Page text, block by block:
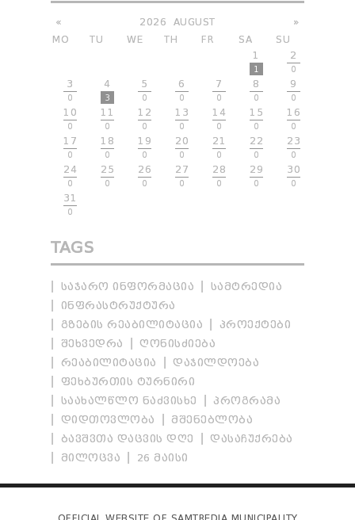
« »
2026
AUGUST
MO
TU WE TH FR SA
SU
1
1
2
0
3
0
4
3
5
0
6
0
7
0
8
0
9
0
10
0
11
0
12
0
13
0
14
0
15
0
16
0
17
0
18
0
19
0
20
0
21
0
22
0
23
0
24
0
25
0
26
0
27
0
28
0
29
0
30
0
31
0
TAGS
ᲡᲐᲯᲐᲠᲝ ᲘᲜᲤᲝᲠᲛᲐᲪᲘᲐ
ᲡᲐᲛᲢᲠᲔᲓᲘᲐ
ᲘᲜᲤᲠᲐᲡᲢᲠᲣᲥᲢᲣᲠᲐ
ᲒᲖᲔᲑᲘᲡ ᲠᲔᲐᲑᲘᲚᲘᲢᲐᲪᲘᲐ
ᲞᲠᲝᲔᲥᲢᲔᲑᲘ
ᲨᲔᲮᲕᲔᲓᲠᲐ
ᲦᲝᲜᲘᲡᲫᲘᲔᲑᲐ
ᲠᲔᲐᲑᲘᲚᲘᲢᲐᲪᲘᲐ
ᲓᲐᲯᲘᲚᲓᲝᲔᲑᲐ
ᲤᲔᲮᲑᲣᲠᲗᲘᲡ ᲢᲣᲠᲜᲘᲠᲘ
ᲡᲐᲐᲮᲐᲚᲬᲚᲝ ᲜᲐᲫᲕᲘᲡᲮᲔ
ᲞᲠᲝᲒᲠᲐᲛᲐ
ᲓᲘᲓᲗᲝᲕᲚᲝᲑᲐ
ᲛᲨᲔᲜᲔᲑᲚᲝᲑᲐ
ᲑᲐᲕᲨᲕᲗᲐ ᲓᲐᲪᲕᲘᲡ ᲓᲦᲔ
ᲓᲐᲡᲐᲩᲣᲥᲠᲔᲑᲐ
ᲛᲘᲚᲝᲪᲕᲐ
26 ᲛᲐᲘᲡᲘ